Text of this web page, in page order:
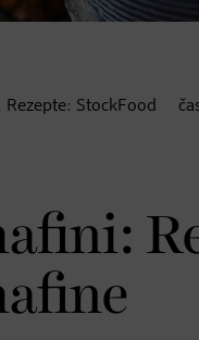
StockFood